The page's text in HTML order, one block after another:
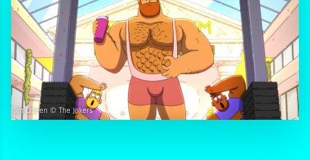
Jim Queen © The Jokers